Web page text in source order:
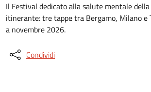
Il Festival dedicato alla salute mentale
itinerante: tre tappe tra Bergamo, Milano e
a novembre 2026.
Condividi